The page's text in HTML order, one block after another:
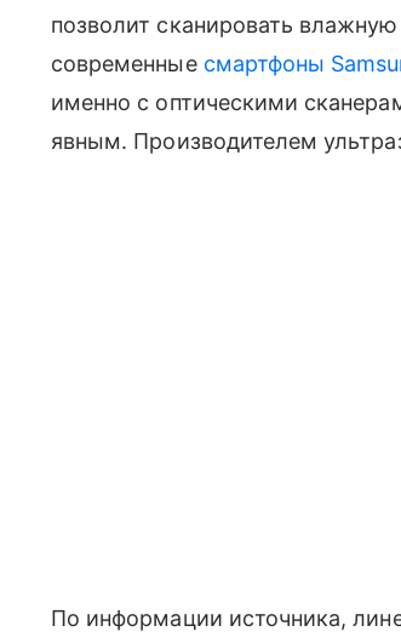
позволит сканировать
современные смартфоны
именно с оптическими
явным. Производителем
По информации источника,